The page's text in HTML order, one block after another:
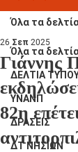
Όλα τα
ΔΕΛΤΙΑ
ΥΝΑΝΠ
ΔΡΑΣΕΙΣ
ΔΤ ΝΗΣΙΩΝ
Όλα τα
Γιάννης
82η
26 Σεπ 2025